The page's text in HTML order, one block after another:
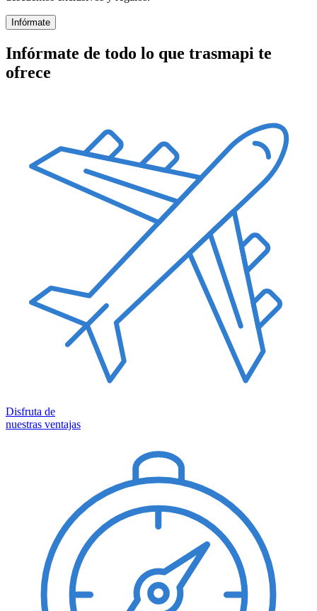
Infórmate
Infórmate de todo lo que trasmapi te
ofrece
Disfruta de
nuestras ventajas